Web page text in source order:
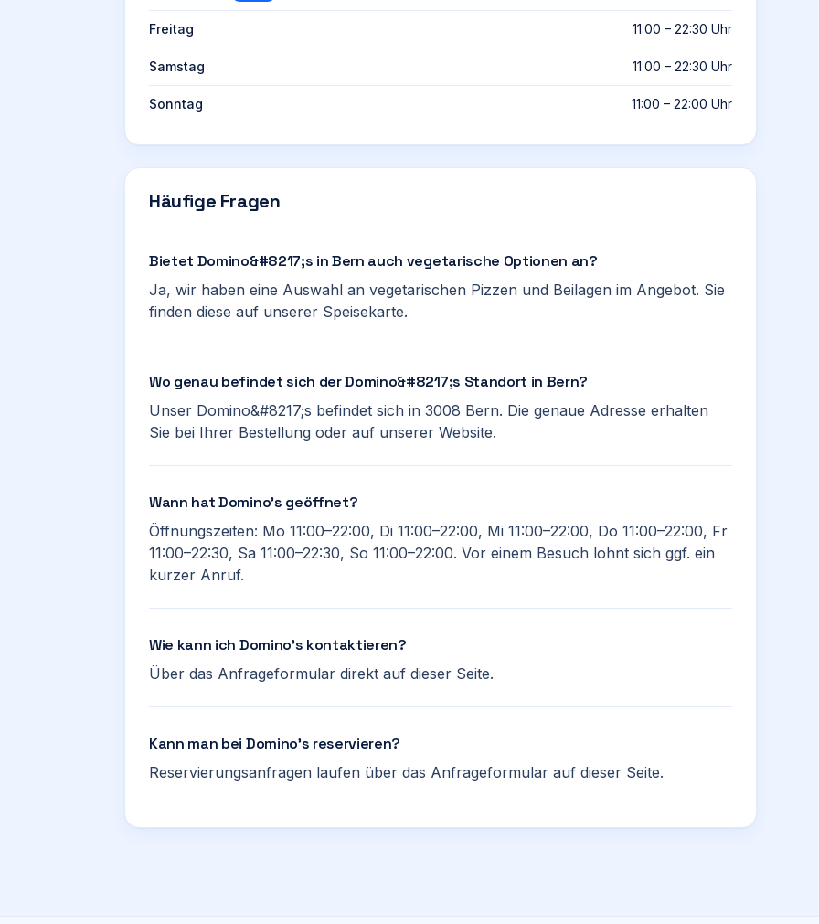
Freitag 11:00 – 22:30 Uhr
Samstag 11:00 – 22:30 Uhr
Sonntag 11:00 – 22:00 Uhr
Häufige Fragen
Bietet Domino&#8217;s in Bern auch vegetarische Optionen an?
Ja, wir haben eine Auswahl an vegetarischen Pizzen und Beilagen im Angebot. Sie
finden diese auf unserer Speisekarte.
Wo genau befindet sich der Domino&#8217;s Standort in Bern?
Unser Domino&#8217;s befindet sich in 3008 Bern. Die genaue Adresse erhalten
Sie bei Ihrer Bestellung oder auf unserer Website.
Wann hat Domino’s geöffnet?
Öffnungszeiten: Mo 11:00–22:00, Di 11:00–22:00, Mi 11:00–22:00, Do 11:00–22:00, Fr
11:00–22:30, Sa 11:00–22:30, So 11:00–22:00. Vor einem Besuch lohnt sich ggf. ein
kurzer Anruf.
Wie kann ich Domino’s kontaktieren?
Über das Anfrageformular direkt auf dieser Seite.
Kann man bei Domino’s reservieren?
Reservierungsanfragen laufen über das Anfrageformular auf dieser Seite.